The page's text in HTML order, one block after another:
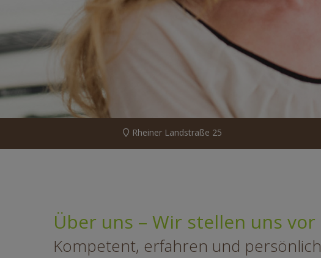
Rheiner Landstraße 25
Über uns – Wir stellen uns vor
Kompetent, erfahren und persönlich